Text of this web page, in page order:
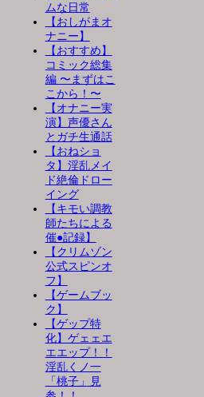
ムな日常
【おしがまオ
ナニー】
【おすすめ】
コミック総集
編 〜まずはこ
こから！〜
【オナニー実
演】声優さん
とガチ生通話
【おねショ
タ】淫乱メイ
ド絶倫ドロー
イング
【キモい調教
師たちによる
催●記録】
【クリムゾン
公式スピンオ
フ】
【ゲームブッ
ク】
【ゲップ特
化】ゲェェエ
エエップ！！
淫乱くノ一
「桃子」見